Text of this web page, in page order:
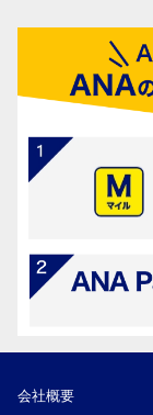
会社概要